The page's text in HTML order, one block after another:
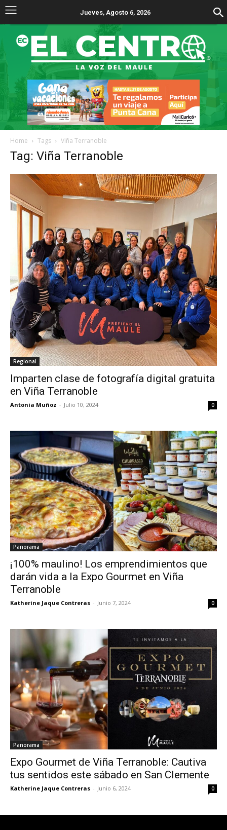
Jueves, Agosto 6, 2026
Home Tags Viña Terranoble
Tag: Viña Terranoble
Regional
Imparten clase de fotografía digital gratuita
en Viña Terranoble
Antonia Muñoz - Julio 10, 2024 0
Panorama
¡100% maulino! Los emprendimientos que
darán vida a la Expo Gourmet en Viña
Terranoble
Katherine Jaque Contreras - Junio 7, 2024 0
Panorama
Expo Gourmet de Viña Terranoble: Cautiva
tus sentidos este sábado en San Clemente
Katherine Jaque Contreras - Junio 6, 2024 0